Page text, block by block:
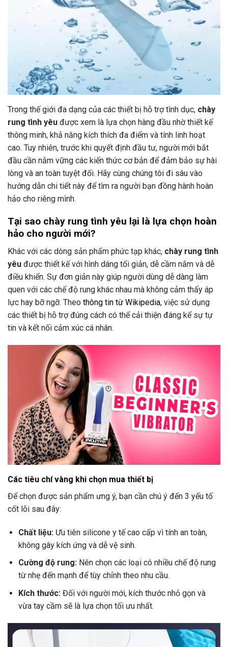
Trong thế giới đa dạng của các thiết bị hỗ trợ tình dục, chày
rung tình yêu được xem là lựa chọn hàng đầu nhờ thiết kế
thông minh, khả năng kích thích đa điểm và tính linh hoạt
cao. Tuy nhiên, trước khi quyết định đầu tư, người mới bắt
đầu cần nắm vững các kiến thức cơ bản để đảm bảo sự hài
lòng và an toàn tuyệt đối. Hãy cùng chúng tôi đi sâu vào
hướng dẫn chi tiết này để tìm ra người bạn đồng hành hoàn
hảo cho riêng mình.
Tại sao chày rung tình yêu lại là lựa chọn hoàn
hảo cho người mới?
Khác với các dòng sản phẩm phức tạp khác, chày rung tình
yêu được thiết kế với hình dáng tối giản, dễ cầm nắm và dễ
điều khiển. Sự đơn giản này giúp người dùng dễ dàng làm
quen với các chế độ rung khác nhau mà không cảm thấy áp
lực hay bỡ ngỡ. Theo thông tin từ Wikipedia, việc sử dụng
các thiết bị hỗ trợ đúng cách có thể cải thiện đáng kể sự tự
tin và kết nối cảm xúc cá nhân.
Các tiêu chí vàng khi chọn mua thiết bị
Để chọn được sản phẩm ưng ý, bạn cần chú ý đến 3 yếu tố
cốt lõi sau đây:
Chất liệu:Ưu tiên silicone y tế cao cấp vì tính an toàn,
không gây kích ứng và dễ vệ sinh.
Cường độ rung:Nên chọn các loại có nhiều chế độ rung
từ nhẹ đến mạnh để tùy chỉnh theo nhu cầu.
Kích thước:Đối với người mới, kích thước nhỏ gọn và
vừa tay cầm sẽ là lựa chọn tối ưu nhất.